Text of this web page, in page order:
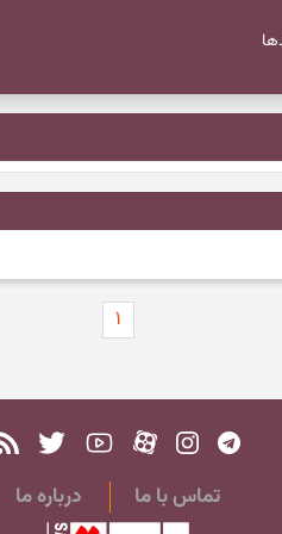
۱
تماس با ما درباره ما